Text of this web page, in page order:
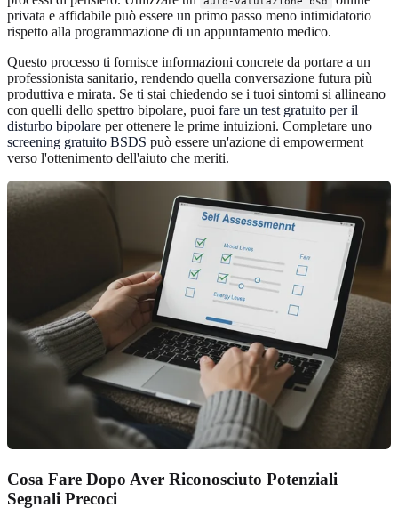
privata e affidabile può essere un primo passo meno intimidatorio
rispetto alla programmazione di un appuntamento medico.
Questo processo ti fornisce informazioni concrete da portare a un
professionista sanitario, rendendo quella conversazione futura più
produttiva e mirata. Se ti stai chiedendo se i tuoi sintomi si allineano
con quelli dello spettro bipolare, puoi fare un test gratuito per il
disturbo bipolare per ottenere le prime intuizioni. Completare uno
screening gratuito BSDS può essere un'azione di empowerment
verso l'ottenimento dell'aiuto che meriti.
Cosa Fare Dopo Aver Riconosciuto Potenziali
Segnali Precoci